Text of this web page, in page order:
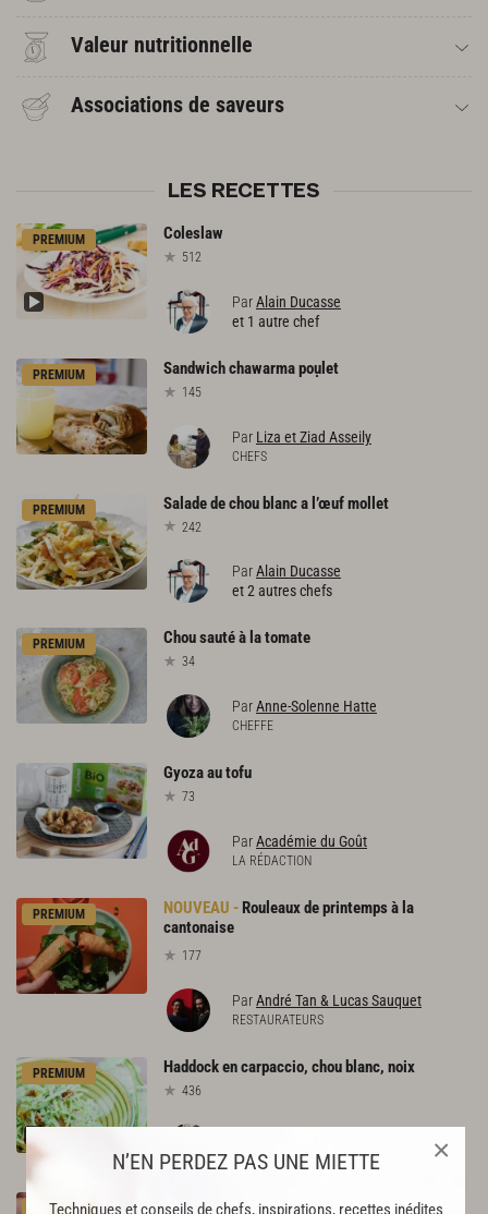
N’EN PERDEZ PAS UNE MIETTE
Techniques et conseils de chefs, inspirations, recettes inédites
×
Valeur nutritionnelle
Associations de saveurs
LES RECETTES
PREMIUM Coleslaw
512
ParAlain Ducasse
et 1 autre chef
PREMIUM Sandwichchawarmapoụlet
145
Par Liza et Ziad Asseily
CHEFS
PREMIUM Saladedechou blanca l’œufmollet
242
ParAlain Ducasse
et 2 autres chefs
PREMIUM Chousautéà latomate
34
ParAnne-Solenne Hatte
CHEFFE
Gyozaautofu
73
ParAcadémie du Goût
LA RÉDACTION
PREMIUM
Rouleaux de printemps à la
cantonaise
177
ParAndré Tan & Lucas Sauquet
RESTAURATEURS
PREMIUM Haddockencarpaccio, chou blanc, noix
436
et 1 autre chef
PREMIUM Choucroute